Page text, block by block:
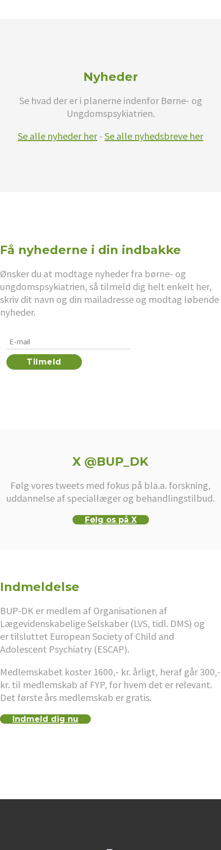
Nyheder
Se hvad der er i planerne indenfor Børne- og
Ungdomspsykiatrien.
Se alle nyheder her- Se alle nyhedsbreve her
Få nyhederne i din indbakke
Ønsker du at modtage nyheder fra børne- og
ungdomspsykiatrien, så tilmeld dig helt enkelt her,
skriv dit navn og din mailadresse og modtag løbende
nyheder.
X @BUP_DK
Følg vores tweets med fokus på bla.a. forskning,
uddannelse af speciallæger og behandlingstilbud.
Følg os på X
Indmeldelse
BUP-DK er medlem af Organisationen af
Lægevidenskabelige Selskaber (LVS, tidl. DMS) og
er tilsluttet European Society of Child and
Adolescent Psychiatry (ESCAP).
Medlemskabet koster 1600,- kr. årligt, heraf går 300,-
kr. til medlemskab af FYP, for hvem det er relevant.
Det første års medlemskab er gratis.
Indmeld dig nu